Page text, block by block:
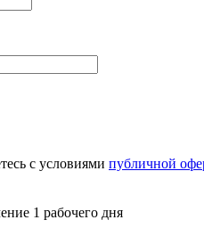
с условиями публичной
1 рабочего дня